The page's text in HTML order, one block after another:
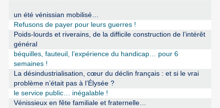
un été vénissian mobilisé…
Refusons de payer pour leurs guerres !
Poids-lourds et riverains, de la difficile construction de l’intérêt
général
béquilles, fauteuil, l’expérience du handicap… pour 6
semaines !
La désindustrialisation, cœur du déclin français : et si le vrai
problème n’était pas à l’Élysée ?
le service public… inégalable !
Vénissieux en fête familiale et fraternelle…